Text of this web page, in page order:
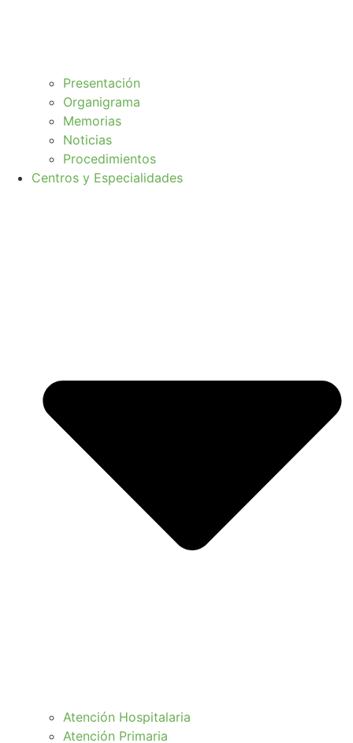
Presentación
Organigrama
Memorias
Noticias
Procedimientos
Centros y Especialidades
Atención Hospitalaria
Atención Primaria